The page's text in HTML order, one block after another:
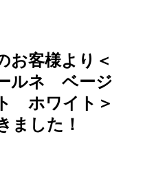
お客様より＜
ルネ ベージ
ホワイト＞
ました！